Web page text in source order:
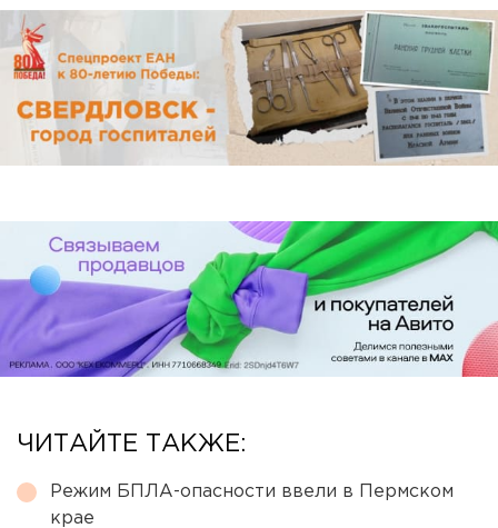
ЧИТАЙТЕ ТАКЖЕ:
Режим БПЛА-опасности ввели в Пермском
крае